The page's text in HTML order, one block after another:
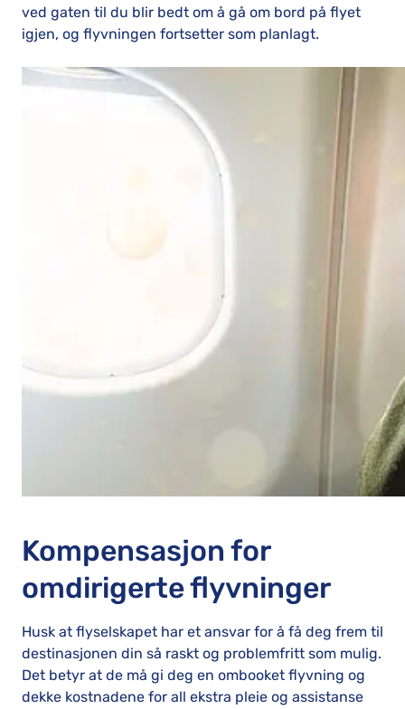
ved gaten til du blir bedt om å gå om bord på flyet
igjen, og flyvningen fortsetter som planlagt.
Kompensasjon for
omdirigerte flyvninger
Husk at flyselskapet har et ansvar for å få deg frem til
destinasjonen din så raskt og problemfritt som mulig.
Det betyr at de må gi deg en ombooket flyvning og
dekke kostnadene for all ekstra pleie og assistanse